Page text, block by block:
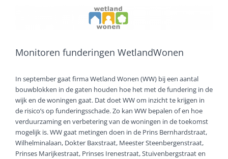
Monitoren funderingen WetlandWonen
In september gaat firma Wetland Wonen (WW) bij een aantal
bouwblokken in de gaten houden hoe het met de fundering in de
wijk en de woningen gaat. Dat doet WW om inzicht te krijgen in
de risico’s op funderingsschade. Zo kan WW bepalen of en hoe
verduurzaming en verbetering van de woningen in de toekomst
mogelijk is. WW gaat metingen doen in de Prins Bernhardstraat,
Wilhelminalaan, Dokter Baxstraat, Meester Steenbergenstraat,
Prinses Marijkestraat, Prinses Irenestraat, Stuivenbergstraat en